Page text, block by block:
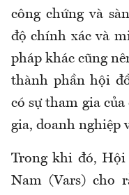
công chứng và
độ chính xác và
pháp khác cũng
thành phần hội
có sự tham gia
gia, doanh nghiệp
Trong khi đó,
Nam (Vars) cho